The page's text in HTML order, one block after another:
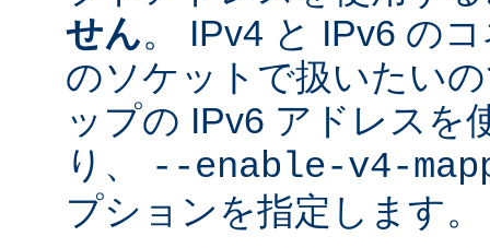
せん。 IPv4 と IPv6 の
のソケットで扱いたい
ップの IPv6 アドレスを
り、
--enable-v4-
プションを指定します。